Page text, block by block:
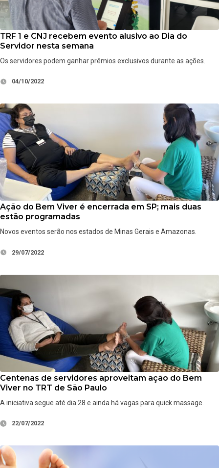
TRF 1 e CNJ recebem evento alusivo ao Dia do
Servidor nesta semana
Os servidores podem ganhar prêmios exclusivos durante as ações.
04/10/2022
Ação do Bem Viver é encerrada em SP; mais duas
estão programadas
Novos eventos serão nos estados de Minas Gerais e Amazonas.
29/07/2022
Centenas de servidores aproveitam ação do Bem
Viver no TRT de São Paulo
A iniciativa segue até dia 28 e ainda há vagas para quick massage.
22/07/2022